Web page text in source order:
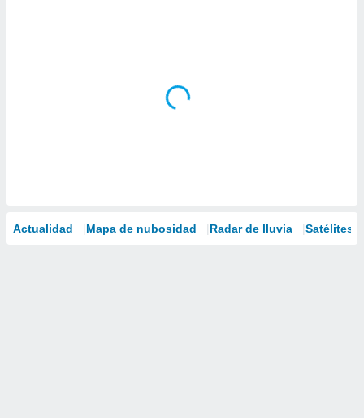
Actualidad Mapa de nubosidad Radar de lluvia Satélites